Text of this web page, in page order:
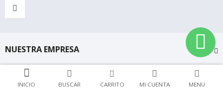
INICIO BUSCAR CARRITO MI CUENTA MENU
NUESTRA EMPRESA
TIENDA